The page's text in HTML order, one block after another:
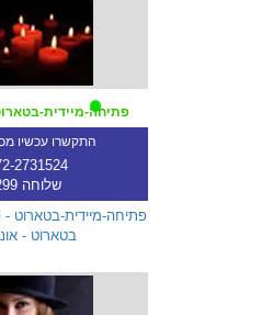
פתיחה-מיידית-
התקשרו עכשיו
2731524
שלוחה 299
פתיחה-מיידית-בטארוט
בטארוט -